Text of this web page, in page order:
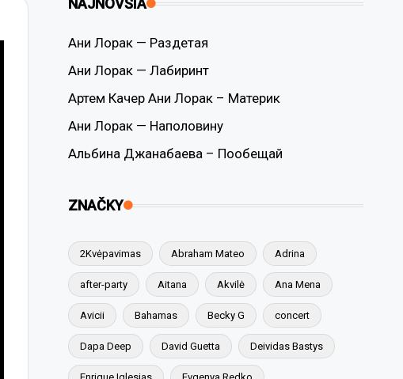
NAJNOVŠIA
Ани Лорак — Раздетая
Ани Лорак — Лабиринт
Артем Качер Ани Лорак – Материк
Ани Лорак — Наполовину
Альбина Джанабаева – Пообещай
ZNAČKY
2Kvėpavimas Abraham Mateo Adrina
after-party Aitana Akvilė Ana Mena
Avicii Bahamas Becky G concert
Dapa Deep David Guetta Deividas Bastys